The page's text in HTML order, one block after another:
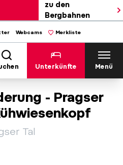
zu den
Bergbahnen
Webcams Merkliste
Unterkünfte Menü
- Pragser
Tal